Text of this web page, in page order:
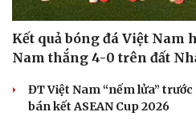
Kết quả bóng đá Việt Nam
Nam thắng 4-0 trên đất
ĐT Việt Nam “nếm lửa”
bán kết ASEAN Cup 2026